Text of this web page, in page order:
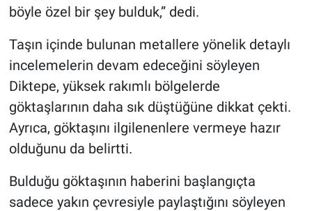
böyle özel bir şey bulduk,” dedi.
Taşın içinde bulunan metallere yönelik detaylı
incelemelerin devam edeceğini söyleyen
Diktepe, yüksek rakımlı bölgelerde
göktaşlarının daha sık düştüğüne dikkat çekti.
Ayrıca, göktaşını ilgilenenlere vermeye hazır
olduğunu da belirtti.
Bulduğu göktaşının haberini başlangıçta
sadece yakın çevresiyle paylaştığını söyleyen